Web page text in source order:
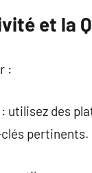
et la
:
utilisez des
pertinents.